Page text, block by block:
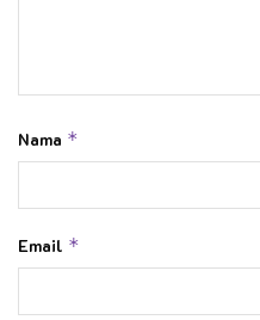
Nama *
Email *